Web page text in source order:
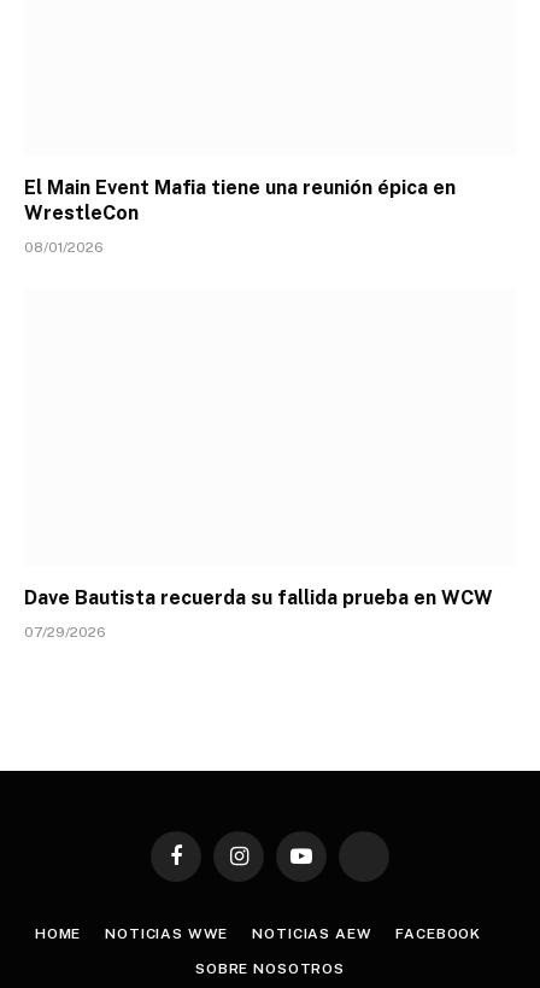
El Main Event Mafia tiene una reunión épica en
WrestleCon
08/01/2026
Dave Bautista recuerda su fallida prueba en WCW
07/29/2026
FacebookInstagramYouTube TikTok
HOME NOTICIAS WWE NOTICIAS AEW FACEBOOK
SOBRE NOSOTROS